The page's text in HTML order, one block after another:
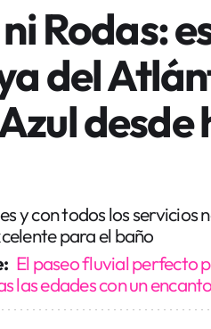
Rodas:
del
desde
y con todos los servicios
para el baño
El paseo fluvial perfecto
las edades con un